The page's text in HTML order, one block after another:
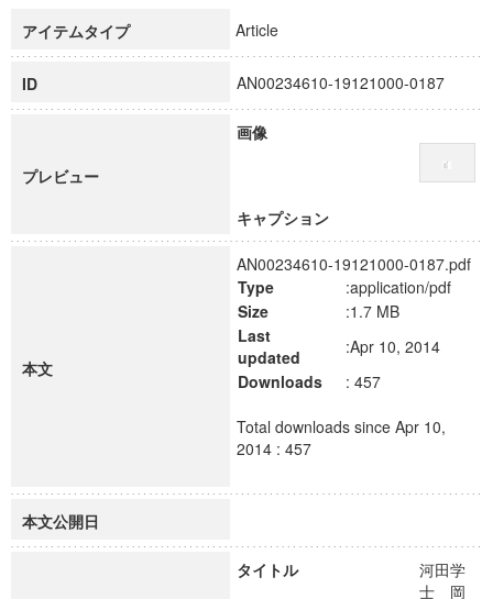
慶應義塾大学グローバルCOEプログラム市民社会ガバナンス
慶應義塾大学グローバルCOEプログラム論理と感性の先端的
博士課程教育リーディングプログラム「超成熟社会発展のサ
学術雑誌掲載論文等(8)
アイテムタイプ Article
ID AN00234610-19121000-0187
プレビュー
画像
キャプション
本文
AN00234610-19121000-0187.pdf
Type
:application/pdf
Size
:1.7 MB
Last
updated
:Apr 10, 2014
Downloads
: 457
Total downloads since Apr 10,
2014 : 457
本文公開日
タイトル
河田学
士 岡